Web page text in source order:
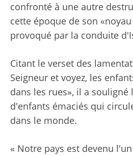
confronté à une autre
cette époque de son
provoqué par la conduite
Citant le verset des
Seigneur et voyez, les
dans les rues», il a souligné
d'enfants émaciés qui
dans le monde.
« Notre pays est devenu